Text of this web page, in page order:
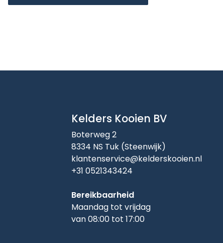
Kelders Kooien BV
Boterweg 2
8334 NS Tuk (Steenwijk)
klantenservice@kelderskooien.nl
+31 0521343424
Bereikbaarheid
Maandag tot vrijdag
van 08:00 tot 17:00